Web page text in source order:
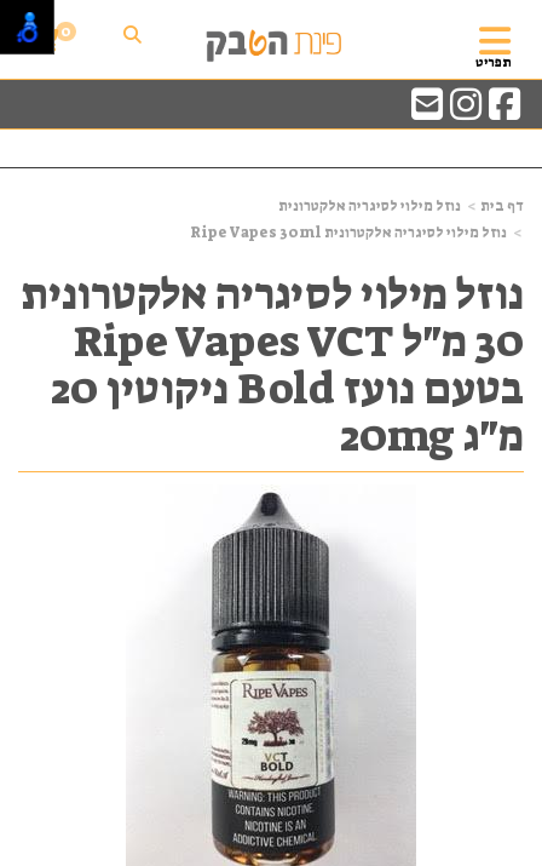
תפריט
0
דף בית
נוזל מילוי לסיגריה אלקטרונית
נוזל מילוי לסיגריה אלקטרונית Ripe Vapes 30ml
נוזל מילוי לסיגריה אלקטרונית
30 מ"ל Ripe Vapes VCT
בטעם נועז Bold ניקוטין 20
מ"ג 20mg